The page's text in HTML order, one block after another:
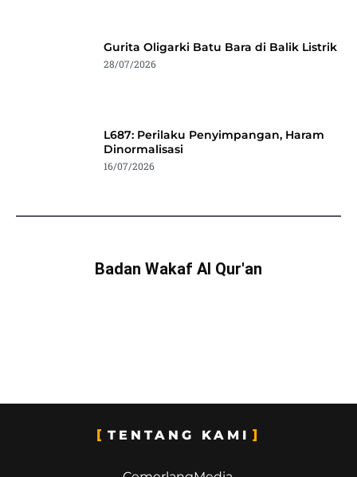
Gurita Oligarki Batu Bara di Balik Listrik
28/07/2026
L687: Perilaku Penyimpangan, Haram
Dinormalisasi
16/07/2026
Badan Wakaf Al Qur'an
TENTANG KAMI